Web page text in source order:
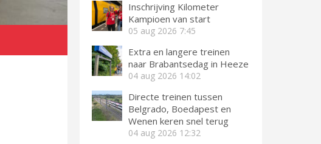
Inschrijving Kilometer
Kampioen van start
05 aug 2026 7:45
Extra en langere treinen
naar Brabantsedag in Heeze
04 aug 2026 14:02
Directe treinen tussen
Belgrado, Boedapest en
Wenen keren snel terug
04 aug 2026 12:32